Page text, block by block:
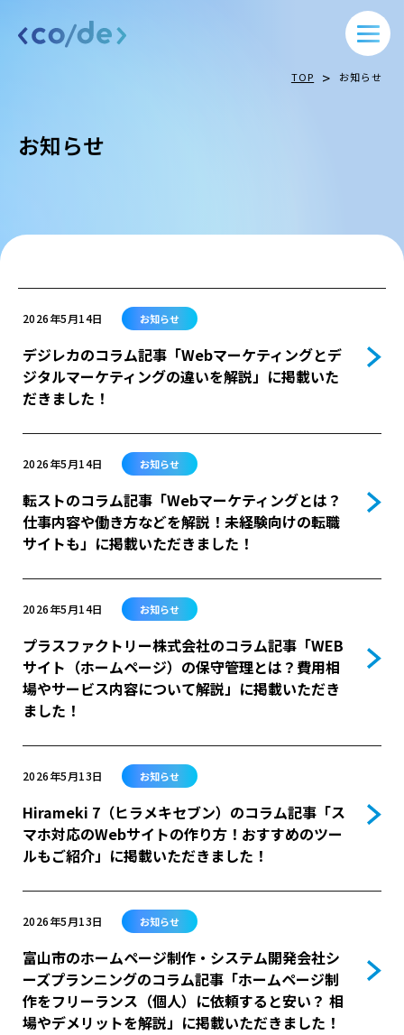
TOP > お知らせ
お知らせ
2026年5月14日 お知らせ
デジレカのコラム記事「Webマーケティングとデ
ジタルマーケティングの違いを解説」に掲載いた
だきました！
2026年5月14日 お知らせ
転ストのコラム記事「Webマーケティングとは？
仕事内容や働き方などを解説！未経験向けの転職
サイトも」に掲載いただきました！
2026年5月14日 お知らせ
プラスファクトリー株式会社のコラム記事「WEB
サイト（ホームページ）の保守管理とは？費用相
場やサービス内容について解説」に掲載いただき
ました！
2026年5月13日 お知らせ
Hirameki 7（ヒラメキセブン）のコラム記事「ス
マホ対応のWebサイトの作り方！おすすめのツー
ルもご紹介」に掲載いただきました！
2026年5月13日 お知らせ
富山市のホームページ制作・システム開発会社シ
ーズプランニングのコラム記事「ホームページ制
作をフリーランス（個人）に依頼すると安い？ 相
場やデメリットを解説」に掲載いただきました！